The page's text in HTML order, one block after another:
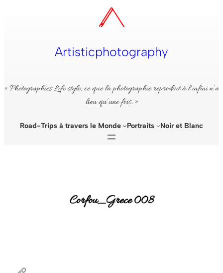
Artisticphotography
« Photographies Life style, ce que la photographie reproduit à l’infini n’a
lieu qu’une fois. »
Road-Trips à travers le Monde Portraits Noir et Blanc
Corfou_Grece 008